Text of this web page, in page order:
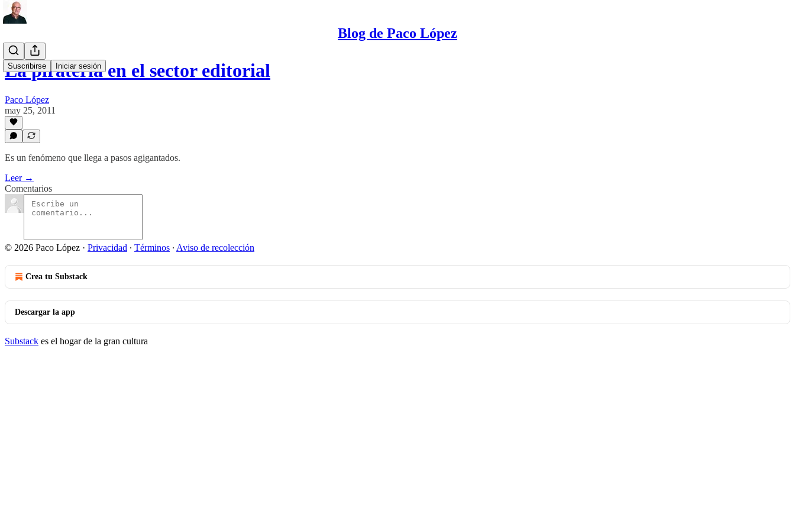
Blog de Paco López
Suscribirse Iniciar sesión
La piratería en el sector editorial
Paco López
may 25, 2011
Es un fenómeno que llega a pasos agigantados.
Leer →
Comentarios
© 2026 Paco López · Privacidad ∙ Términos ∙ Aviso de recolección
Crea tu Substack
Descargar la app
Substack es el hogar de la gran cultura